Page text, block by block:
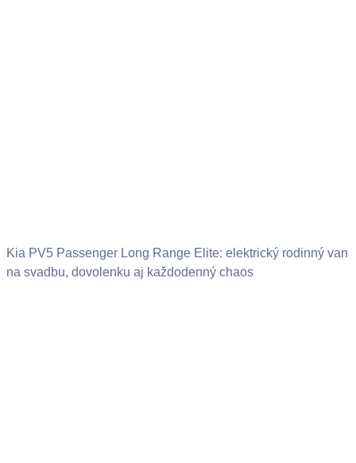
Kia PV5 Passenger Long Range Elite: elektrický rodinný van
na svadbu, dovolenku aj každodenný chaos